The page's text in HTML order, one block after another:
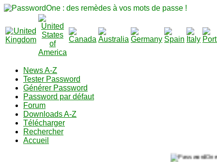
News A-Z
Tester Password
Générer Password
Password par défaut
Forum
Downloads A-Z
Télécharger
Rechercher
Accueil